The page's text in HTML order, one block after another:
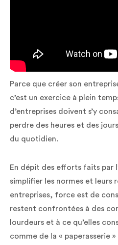
Parce que créer son
c’est un exercice à plein
d’entreprises doivent s’y
perdre des heures et des
du quotidien.
En dépit des efforts faits par
simplifier les normes et leurs
entreprises, force est de
restent confrontées à des
lourdeurs et à ce qu’elles
comme de la « paperasserie